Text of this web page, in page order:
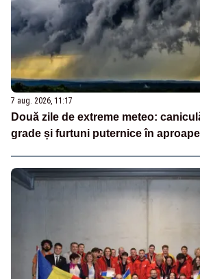
7 aug. 2026, 11:17
Două zile de extreme meteo:
grade și furtuni puternice în